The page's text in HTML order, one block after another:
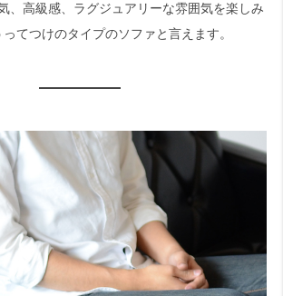
、高級感、ラグジュアリーな雰囲気を楽しみ
てつけのタイプのソファと言えます。